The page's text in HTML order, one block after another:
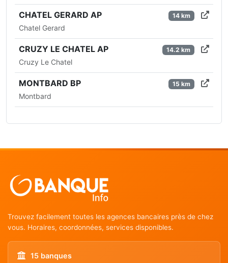
CHATEL GERARD AP
Chatel Gerard
14 km
CRUZY LE CHATEL AP
Cruzy Le Chatel
14.2 km
MONTBARD BP
Montbard
15 km
Trouvez facilement toutes les agences bancaires près de chez
vous. Horaires, coordonnées, services disponibles.
15 banques